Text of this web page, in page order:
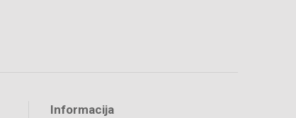
Informacija